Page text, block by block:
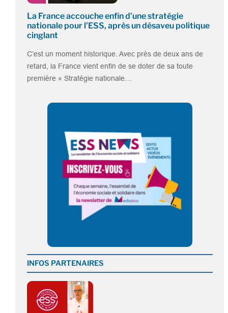
La France accouche enfin d’une stratégie
nationale pour l’ESS, après un désaveu politique
cinglant
C’est un moment historique. Avec près de deux ans de
retard, la France vient enfin de se doter de sa toute
première « Stratégie nationale…
INFOS PARTENAIRES